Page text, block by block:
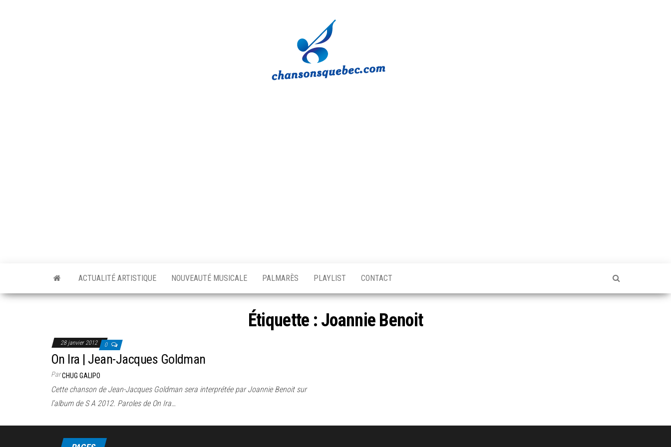
Québec
musicale
québécoise!
ACTUALITÉ ARTISTIQUE NOUVEAUTÉ MUSICALE PALMARÈS PLAYLIST CONTACT
Étiquette : Joannie Benoit
28 janvier 2012 0
On Ira | Jean-Jacques Goldman
ParCHUG GALIPO
Cette chanson de Jean-Jacques Goldman sera interprétée par Joannie Benoit sur
l’album de S A 2012. Paroles de On Ira…